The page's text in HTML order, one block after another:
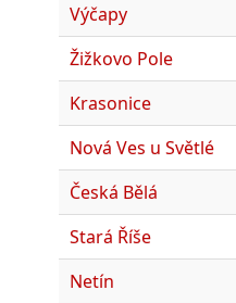
Výčapy
Žižkovo Pole
Krasonice
Nová Ves u Světlé
Česká Bělá
Stará Říše
Netín